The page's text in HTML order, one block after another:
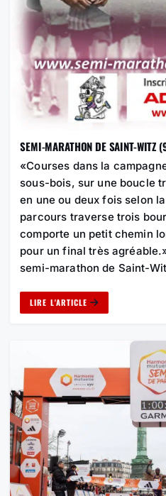
SEMI-MARATHON DE SAINT-WITZ
«Courses dans la
sous-bois, sur une boucle
en une ou deux fois selon
parcours traverse trois
comporte un petit chemin
pour un final très
semi-marathon de Saint-
LIRE L'ARTICLE